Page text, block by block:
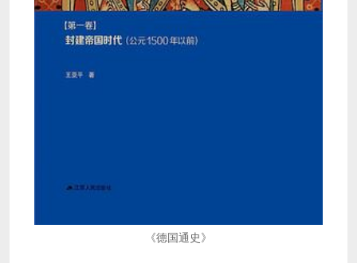
《德国通史》